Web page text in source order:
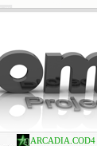
ARCADIA.COD4